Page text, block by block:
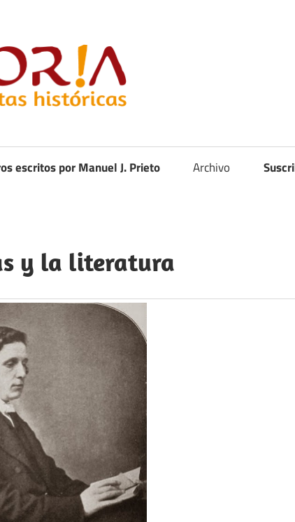
escritos por Manuel J. Prieto Archivo
y la literatura